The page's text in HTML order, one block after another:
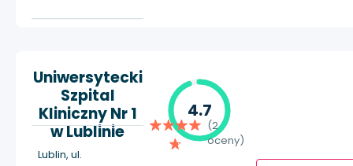
Uniwersytecki
Szpital
Kliniczny Nr 1
w Lublinie
Lublin, ul.
4.7
(2
oceny)